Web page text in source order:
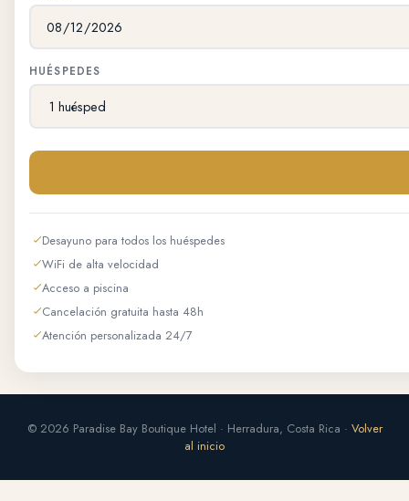
HUÉSPEDES
Desayuno para todos los huéspedes
WiFi de alta velocidad
Acceso a piscina
Cancelación gratuita hasta 48h
Atención personalizada 24/7
© 2026 Paradise Bay Boutique Hotel · Herradura, Costa Rica · Volver
al inicio